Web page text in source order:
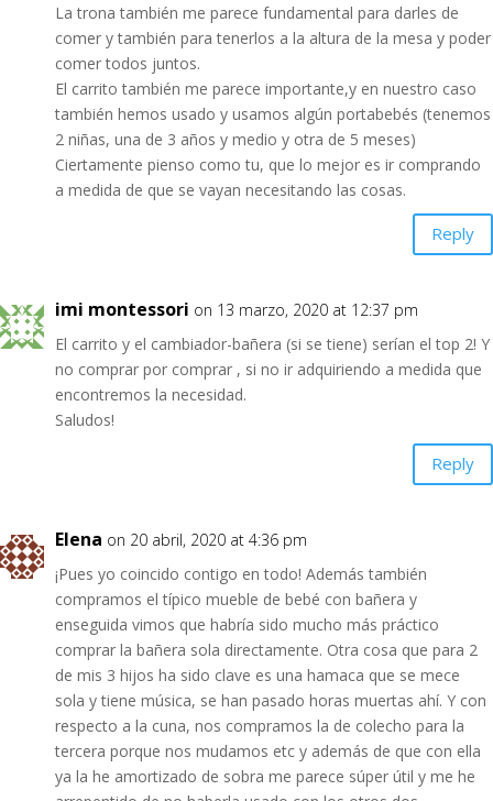
La trona también me parece fundamental para darles de
comer y también para tenerlos a la altura de la mesa y poder
comer todos juntos.
El carrito también me parece importante,y en nuestro caso
también hemos usado y usamos algún portabebés (tenemos
2 niñas, una de 3 años y medio y otra de 5 meses)
Ciertamente pienso como tu, que lo mejor es ir comprando
a medida de que se vayan necesitando las cosas.
Reply
imi montessori on 13 marzo, 2020 at 12:37 pm
El carrito y el cambiador-bañera (si se tiene) serían el top 2! Y
no comprar por comprar , si no ir adquiriendo a medida que
encontremos la necesidad.
Saludos!
Reply
Elena on 20 abril, 2020 at 4:36 pm
¡Pues yo coincido contigo en todo! Además también
compramos el típico mueble de bebé con bañera y
enseguida vimos que habría sido mucho más práctico
comprar la bañera sola directamente. Otra cosa que para 2
de mis 3 hijos ha sido clave es una hamaca que se mece
sola y tiene música, se han pasado horas muertas ahí. Y con
respecto a la cuna, nos compramos la de colecho para la
tercera porque nos mudamos etc y además de que con ella
ya la he amortizado de sobra me parece súper útil y me he